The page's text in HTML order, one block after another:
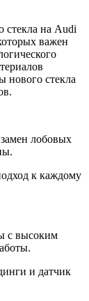
стекла на Audi
важен
нового стекла
лобовых
к каждому
с высоким
и датчик